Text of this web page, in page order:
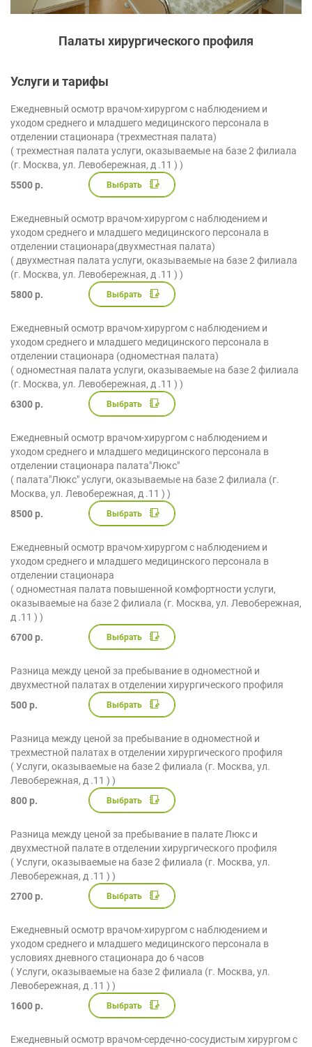
Палаты хирургического профиля
Услуги и тарифы
Ежедневный осмотр врачом-хирургом с наблюдением и
уходом среднего и младшего медицинского персонала в
отделении стационара (трехместная палата)
( трехместная палата услуги, оказываемые на базе 2 филиала
(г. Москва, ул. Левобережная, д .11 ) )
5500 р.
Выбрать
Ежедневный осмотр врачом-хирургом с наблюдением и
уходом среднего и младшего медицинского персонала в
отделении стационара(двухместная палата)
( двухместная палата услуги, оказываемые на базе 2 филиала
(г. Москва, ул. Левобережная, д .11 ) )
5800 р.
Выбрать
Ежедневный осмотр врачом-хирургом с наблюдением и
уходом среднего и младшего медицинского персонала в
отделении стационара (одноместная палата)
( одноместная палата услуги, оказываемые на базе 2 филиала
(г. Москва, ул. Левобережная, д .11 ) )
6300 р.
Выбрать
Ежедневный осмотр врачом-хирургом с наблюдением и
уходом среднего и младшего медицинского персонала в
отделении стационара палата"Люкс"
( палата"Люкс" услуги, оказываемые на базе 2 филиала (г.
Москва, ул. Левобережная, д .11 ) )
8500 р.
Выбрать
Ежедневный осмотр врачом-хирургом с наблюдением и
уходом среднего и младшего медицинского персонала в
отделении стационара
( одноместная палата повышенной комфортности услуги,
оказываемые на базе 2 филиала (г. Москва, ул. Левобережная,
д .11 ) )
6700 р.
Выбрать
Разница между ценой за пребывание в одноместной и
двухместной палатах в отделении хирургического профиля
500 р.
Выбрать
Разница между ценой за пребывание в одноместной и
трехместной палатах в отделении хирургического профиля
( Услуги, оказываемые на базе 2 филиала (г. Москва, ул.
Левобережная, д .11 ) )
800 р.
Выбрать
Разница между ценой за пребывание в палате Люкс и
двухместной палате в отделении хирургического профиля
( Услуги, оказываемые на базе 2 филиала (г. Москва, ул.
Левобережная, д .11 ) )
2700 р.
Выбрать
Ежедневный осмотр врачом-хирургом с наблюдением и
уходом среднего и младшего медицинского персонала в
условиях дневного стационара до 6 часов
( Услуги, оказываемые на базе 2 филиала (г. Москва, ул.
Левобережная, д .11 ) )
1600 р.
Выбрать
Ежедневный осмотр врачом-сердечно-сосудистым хирургом с